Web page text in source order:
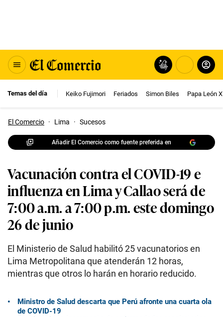
Temas del día Keiko Fujimori Feriados Simon Biles Papa León
El Comercio · Lima · Sucesos
Añadir El Comercio como fuente preferida en
Vacunación contra el COVID-19 e
influenza en Lima y Callao será de
7:00 a.m. a 7:00 p.m. este domingo
26 de junio
El Ministerio de Salud habilitó 25 vacunatorios en
Lima Metropolitana que atenderán 12 horas,
mientras que otros lo harán en horario reducido.
Ministro de Salud descarta que Perú afronte una cuarta ola
de COVID-19